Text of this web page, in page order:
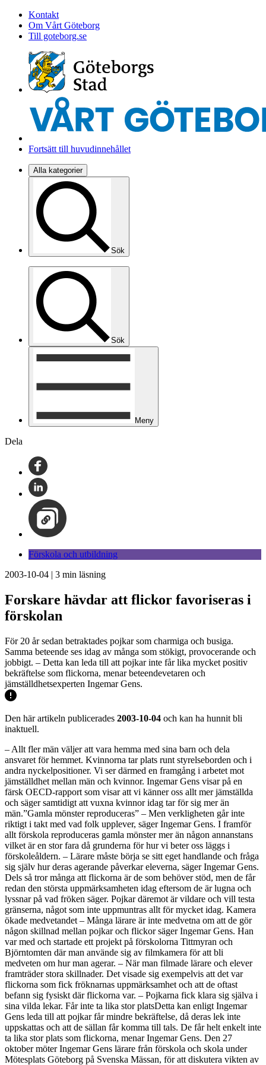
Kontakt
Om Vårt Göteborg
Till goteborg.se
Fortsätt till huvudinnehållet
Alla kategorier
Sök
Sök
Meny
Dela
Förskola och utbildning
2003-10-04 | 3 min läsning
Forskare hävdar att flickor favoriseras i
förskolan
För 20 år sedan betraktades pojkar som charmiga och busiga.
Samma beteende ses idag av många som stökigt, provocerande och
jobbigt. – Detta kan leda till att pojkar inte får lika mycket positiv
bekräftelse som flickorna, menar beteendevetaren och
jämställdhetsexperten Ingemar Gens.
Den här artikeln publicerades 2003-10-04 och kan ha hunnit bli
inaktuell.
– Allt fler män väljer att vara hemma med sina barn och dela
ansvaret för hemmet. Kvinnorna tar plats runt styrelseborden och i
andra nyckelpositioner. Vi ser därmed en framgång i arbetet mot
jämställdhet mellan män och kvinnor. Ingemar Gens visar på en
färsk OECD-rapport som visar att vi känner oss allt mer jämställda
och säger samtidigt att vuxna kvinnor idag tar för sig mer än
män.”Gamla mönster reproduceras” – Men verkligheten går inte
riktigt i takt med vad folk upplever, säger Ingemar Gens. I framför
allt förskola reproduceras gamla mönster mer än någon annanstans
vilket är en stor fara då grunderna för hur vi beter oss läggs i
förskoleåldern. – Lärare måste börja se sitt eget handlande och fråga
sig själv hur deras agerande påverkar eleverna, säger Ingemar Gens.
Dels så tror många att flickorna är de som behöver stöd, men de får
redan den största uppmärksamheten idag eftersom de är lugna och
lyssnar på vad fröken säger. Pojkar däremot är vildare och vill testa
gränserna, något som inte uppmuntras allt för mycket idag. Kamera
ökade medvetandet – Många lärare är inte medvetna om att de gör
någon skillnad mellan pojkar och flickor säger Ingemar Gens. Han
var med och startade ett projekt på förskolorna Tittmyran och
Björntomten där man använde sig av filmkamera för att bli
medveten om hur man agerar. – När man filmade lärare och elever
framträder stora skillnader. Det visade sig exempelvis att det var
flickorna som fick fröknarnas uppmärksamhet och att de oftast
befann sig fysiskt där flickorna var. – Pojkarna fick klara sig själva i
sina vilda lekar. Får inte ta lika stor platsDetta kan enligt Ingemar
Gens leda till att pojkar får mindre bekräftelse, då deras lek inte
uppskattas och att de sällan får komma till tals. De får helt enkelt inte
ta lika stor plats som flickorna, menar Ingemar Gens. Den 27
oktober möter Ingemar Gens lärare från förskola och skola under
Mötesplats Göteborg på Svenska Mässan, för att diskutera vikten av